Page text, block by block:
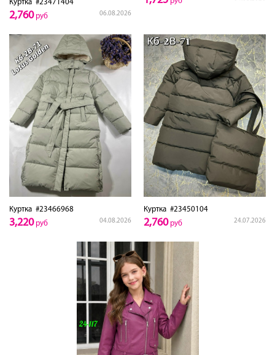
Куртка #23471404
06.08.2026
2,760руб
Куртка #23466968
04.08.2026
3,220руб
Куртка #23450104
24.07.2026
2,760руб